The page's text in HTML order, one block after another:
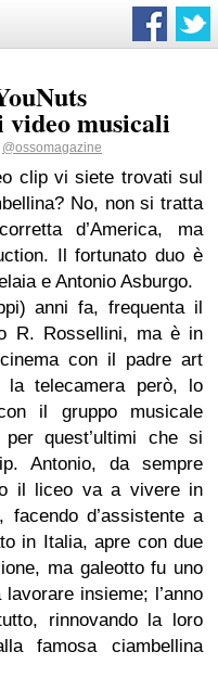
musicali
@ossomagazine
clip vi siete trovati sul
No, non si tratta
d’America, ma
Il fortunato duo è
e Antonio Asburgo.
anni fa, frequenta il
R. Rossellini, ma è in
con il padre art
telecamera però, lo
il gruppo musicale
quest’ultimi che si
Antonio, da sempre
il liceo va a vivere in
d’assistente a
in Italia, apre con due
ma galeotto fu uno
insieme; l’anno
rinnovando la loro
famosa ciambellina